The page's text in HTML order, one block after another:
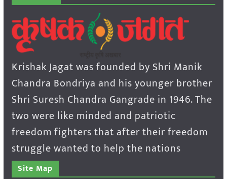
Krishak Jagat was founded by Shri Manik
Chandra Bondriya and his younger brother
Shri Suresh Chandra Gangrade in 1946. The
two were like minded and patriotic
freedom fighters that after their freedom
struggle wanted to help the nations
Site Map